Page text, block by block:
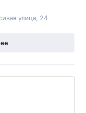
улица, 24